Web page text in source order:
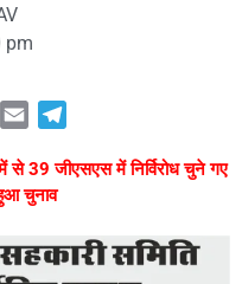
pm
TwitterEmail
39 जीएसएस में निर्विरोध चुने गए
चुनाव